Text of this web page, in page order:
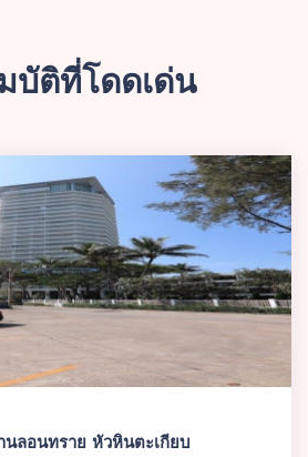
ติที่โดดเด่น
ลอนทราย หัวหินตะเกียบ